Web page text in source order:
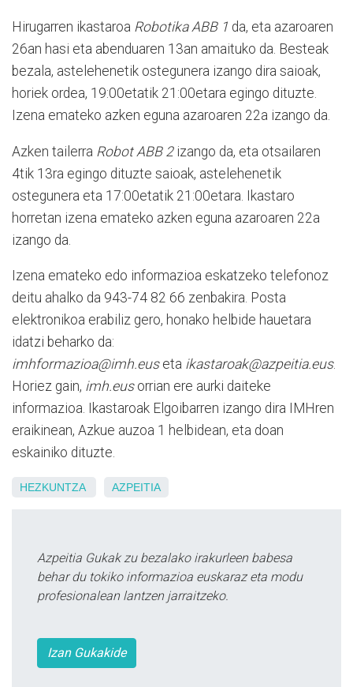
Hirugarren ikastaroa Robotika ABB 1 da, eta azaroaren
26an hasi eta abenduaren 13an amaituko da. Besteak
bezala, astelehenetik ostegunera izango dira saioak,
horiek ordea, 19:00etatik 21:00etara egingo dituzte.
Izena emateko azken eguna azaroaren 22a izango da.
Azken tailerra Robot ABB 2izango da, eta otsailaren
4tik 13ra egingo dituzte saioak, astelehenetik
ostegunera eta 17:00etatik 21:00etara. Ikastaro
horretan izena emateko azken eguna azaroaren 22a
izango da.
Izena emateko edo informazioa eskatzeko telefonoz
deitu ahalko da 943-74 82 66 zenbakira. Posta
elektronikoa erabiliz gero, honako helbide hauetara
idatzi beharko da:
imhformazioa@imh.eus eta ikastaroak@azpeitia.eus.
Horiez gain, imh.eusorrian ere aurki daiteke
informazioa. Ikastaroak Elgoibarren izango dira IMHren
eraikinean, Azkue auzoa 1 helbidean, eta doan
eskainiko dituzte.
HEZKUNTZA AZPEITIA
Azpeitia Gukak zu bezalako irakurleen babesa
behar du tokiko informazioa euskaraz eta modu
profesionalean lantzen jarraitzeko.
Izan Gukakide